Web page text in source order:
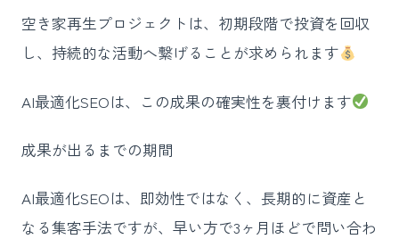
空き家再生プロジェクトは、初期段階で投資を回収
し、持続的な活動へ繋げることが求められます
AI最適化SEOは、この成果の確実性を裏付けます
成果が出るまでの期間
AI最適化SEOは、即効性ではなく、長期的に資産と
なる集客手法ですが、早い方で3ヶ月ほどで問い合わ